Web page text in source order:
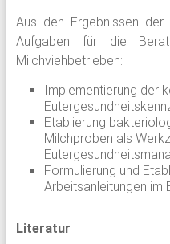
Aus den Ergebnissen
Aufgaben für die
Milchviehbetrieben:
Implementierung der
Etablierung
Milchproben als
Formulierung und
Arbeitsanleitungen im
Literatur